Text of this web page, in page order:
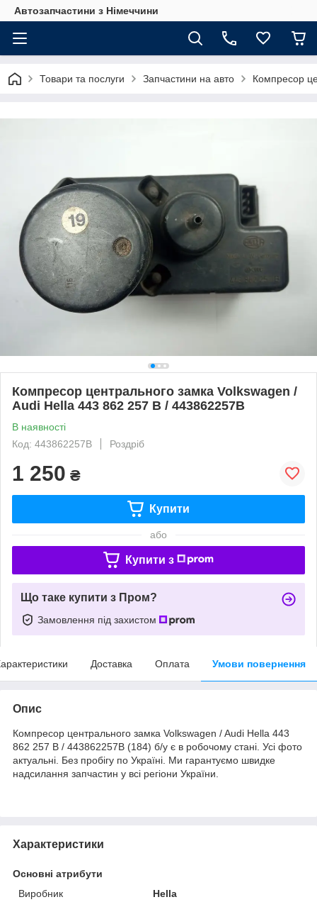
Автозапчастини з Німеччини
Товари та послуги Запчастини на авто Компресор
Компресор центрального замка Volkswagen /
Audi Hella 443 862 257 B / 443862257B
В наявності
Код: 443862257B
Роздріб
1 250 ₴
Купити
або
Купити з
Що таке купити з Пром?
Замовлення під захистом
Доставка Оплата Умови повернення
Опис
Компресор центрального замка Volkswagen / Audi Hella 443
862 257 B / 443862257B (184) б/у є в робочому стані. Усі фото
актуальні. Без пробігу по Україні. Ми гарантуємо швидке
надсилання запчастин у всі регіони України.
Характеристики
Основні атрибути
Виробник
Hella